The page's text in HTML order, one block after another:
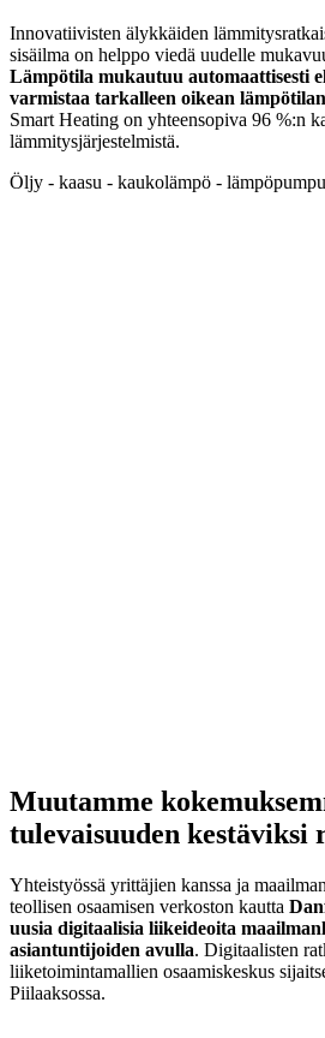
Innovatiivisten älykkäiden
sisäilma on helppo viedä uudelle
Lämpötila mukautuu automaattisesti
varmistaa tarkalleen oikean
Smart Heating on yhteensopiva 96 %:n
lämmitysjärjestelmistä.
Öljy - kaasu - kaukolämpö -
Muutamme
tulevaisuuden kestäviksi
Yhteistyössä yrittäjien kanssa ja
teollisen osaamisen verkoston kautta
uusia digitaalisia liikeideoita
asiantuntijoiden avulla. Digitaalisten
liiketoimintamallien osaamiskeskus
Piilaaksossa.